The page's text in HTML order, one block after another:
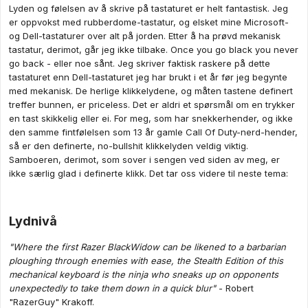
Lyden og følelsen av å skrive på tastaturet er helt fantastisk. Jeg
er oppvokst med rubberdome-tastatur, og elsket mine Microsoft-
og Dell-tastaturer over alt på jorden. Etter å ha prøvd mekanisk
tastatur, derimot, går jeg ikke tilbake. Once you go black you never
go back - eller noe sånt. Jeg skriver faktisk raskere på dette
tastaturet enn Dell-tastaturet jeg har brukt i et år før jeg begynte
med mekanisk. De herlige klikkelydene, og måten tastene definert
treffer bunnen, er priceless. Det er aldri et spørsmål om en trykker
en tast skikkelig eller ei. For meg, som har snekkerhender, og ikke
den samme fintfølelsen som 13 år gamle Call Of Duty-nerd-hender,
så er den definerte, no-bullshit klikkelyden veldig viktig.
Samboeren, derimot, som sover i sengen ved siden av meg, er
ikke særlig glad i definerte klikk. Det tar oss videre til neste tema:
Lydnivå
"Where the first Razer BlackWidow can be likened to a barbarian
ploughing through enemies with ease, the Stealth Edition of this
mechanical keyboard is the ninja who sneaks up on opponents
unexpectedly to take them down in a quick blur"- Robert
"RazerGuy" Krakoff.